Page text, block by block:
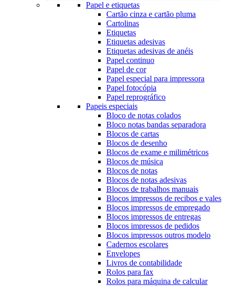
Papel e etiquetas
Cartão cinza e cartão pluma
Cartolinas
Etiquetas
Etiquetas adesivas
Etiquetas adesivas de anéis
Papel continuo
Papel de cor
Papel especial para impressora
Papel fotocópia
Papel reprográfico
Papeis especiais
Bloco de notas colados
Bloco notas bandas separadora
Blocos de cartas
Blocos de desenho
Blocos de exame e milimétricos
Blocos de música
Blocos de notas
Blocos de notas adesivas
Blocos de trabalhos manuais
Blocos impressos de recibos e vales
Blocos impressos de empregado
Blocos impressos de entregas
Blocos impressos de pedidos
Blocos impressos outros modelo
Cadernos escolares
Envelopes
Livros de contabilidade
Rolos para fax
Rolos para máquina de calcular